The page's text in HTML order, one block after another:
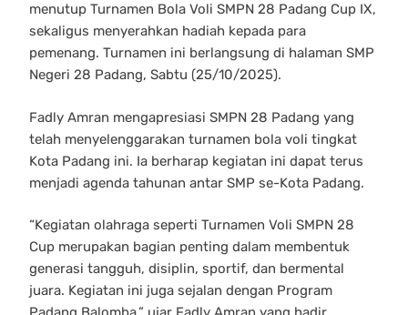
menutup Turnamen Bola Voli SMPN 28 Padang Cup IX,
sekaligus menyerahkan hadiah kepada para
pemenang. Turnamen ini berlangsung di halaman SMP
Negeri 28 Padang, Sabtu (25/10/2025).
Fadly Amran mengapresiasi SMPN 28 Padang yang
telah menyelenggarakan turnamen bola voli tingkat
Kota Padang ini. Ia berharap kegiatan ini dapat terus
menjadi agenda tahunan antar SMP se-Kota Padang.
“Kegiatan olahraga seperti Turnamen Voli SMPN 28
Cup merupakan bagian penting dalam membentuk
generasi tangguh, disiplin, sportif, dan bermental
juara. Kegiatan ini juga sejalan dengan Program